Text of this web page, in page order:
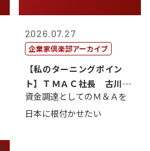
2026.07.27
企業家倶楽部アーカイブ
【私のターニングポイン
ト】ＴＭＡＣ社長 古川英
一
資金調達としてのＭ＆Ａを
日本に根付かせたい